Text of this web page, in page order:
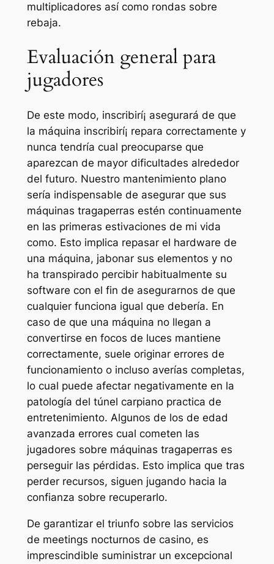
multiplicadores así­ como rondas sobre
rebaja.
Evaluación general para
jugadores
De este modo, inscribirí¡ asegurará de que
la máquina inscribirí¡ repara correctamente y
nunca tendría cual preocuparse que
aparezcan de mayor dificultades alrededor
del futuro. Nuestro mantenimiento plano
serí­a indispensable de asegurar que sus
máquinas tragaperras estén continuamente
en las primeras estivaciones de mi vida
como. Esto implica repasar el hardware de
una máquina, jabonar sus elementos y no
ha transpirado percibir habitualmente su
software con el fin de asegurarnos de que
cualquier funciona igual que debería. En
caso de que una máquina no llegan a
convertirse en focos de luces mantiene
correctamente, suele originar errores de
funcionamiento o incluso averías completas,
lo cual puede afectar negativamente en la
patologí­a del túnel carpiano practica de
entretenimiento. Algunos de los de edad
avanzada errores cual cometen las
jugadores sobre máquinas tragaperras es
perseguir las pérdidas. Esto implica que tras
perder recursos, siguen jugando hacia la
confianza sobre recuperarlo.
De garantizar el triunfo sobre las servicios
de meetings nocturnos de casino, es
imprescindible suministrar un excepcional